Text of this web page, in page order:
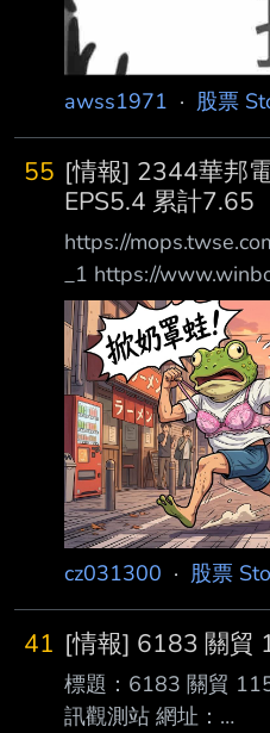
awss1971 · 股票
55 [情報] 2344華邦
EPS5.4 累計7.65
https://
_1 https://
winbond/investor/
__locale=zh_TW 1.
日期:115/08/06 2.審
期:115/08/06 3.財務
導期間 起訖日期
(XXX/XX/XX~XXX/
30 4.1月1日累
cz031300 · 股票
41 [情報] 6183 關貿
標題：6183 關貿
訊觀測站 網址：